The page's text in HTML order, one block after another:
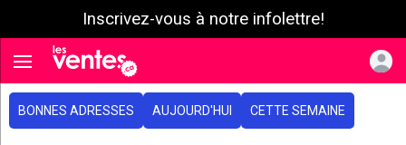
Inscrivez-vous à notre infolettre!
Toggle navigation
BONNES ADRESSES AUJOURD'HUI CETTE SEMAINE